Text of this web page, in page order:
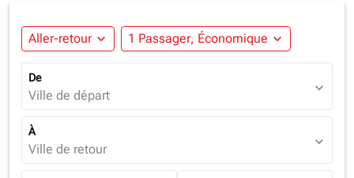
Aller-retour expand_more 1 Passager, Économique expand_more
De
Ville de départ expand_more
À
Ville de retour expand_more